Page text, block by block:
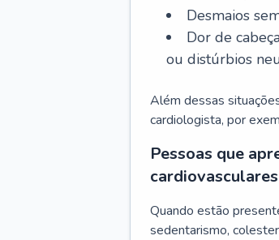
Desmaios
Dor de
ou distúrbios
Além dessas
cardiologista, por
Pessoas que
cardiovasculares
Quando estão
sedentarismo,